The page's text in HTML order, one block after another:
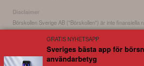
Disclaimer
Börskollen Sverige AB ("Börskollen") är inte finansiella
finansinspektionens tillsyn och ger inga råd till dig.
investeringsbeslut baserade på information som direkt
från Börskollen eller personer med koppling till
självständigt av investeraren. Börskollen frånsäger sig
GRATIS NYHETSAPP
Sveriges bästa app för
användarbetyg